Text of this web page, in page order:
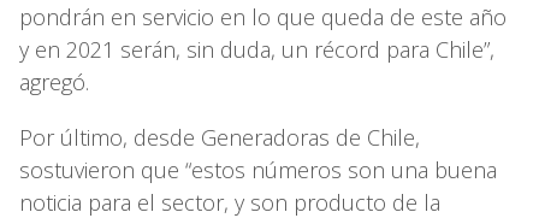
pondrán en servicio en lo que queda de este año
y en 2021 serán, sin duda, un récord para Chile”,
agregó.
Por último, desde Generadoras de Chile,
sostuvieron que “estos números son una buena
noticia para el sector, y son producto de la